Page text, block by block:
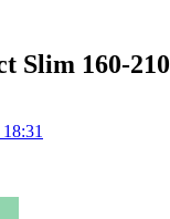
Slim 160-210